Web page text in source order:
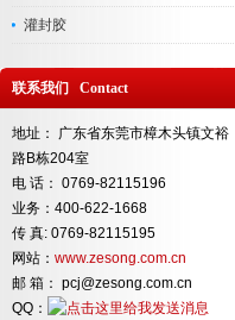
灌封胶
联系我们 Contact
地址： 广东省东莞市樟木头镇文裕
路B栋204室
电 话： 0769-82115196
业务：400-622-1668
传 真: 0769-82115195
网站： www.zesong.com.cn
邮 箱： pcj@zesong.com.cn
QQ：